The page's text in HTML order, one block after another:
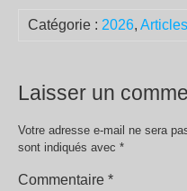
Catégorie : 2026, Articles
Laisser un
Votre adresse e-mail ne sera
sont indiqués avec *
Commentaire *